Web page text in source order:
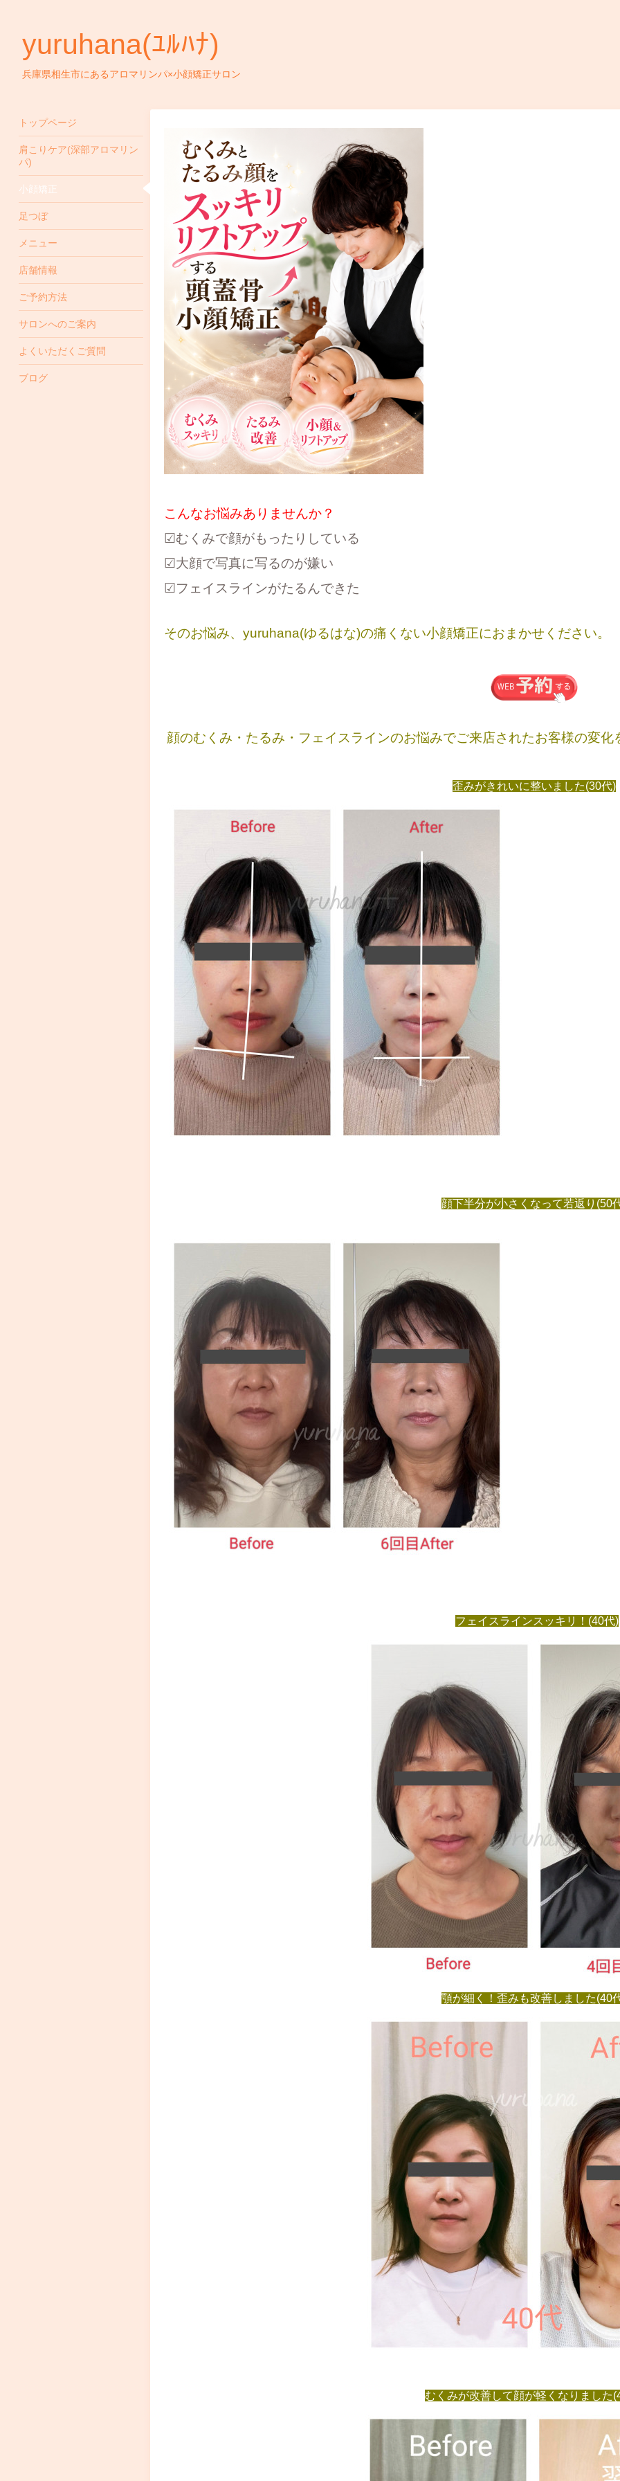
yuruhana(ﾕﾙﾊﾅ)
兵庫県相生市にあるアロマリンパ×小顔矯正サロン
こんなお悩みありませんか？
☑むくみで顔がもったりしている
☑大顔で写真に写るのが嫌い
☑フェイスラインがたるんできた
そのお悩み、yuruhana(ゆるはな)の痛くない小顔矯正におまかせください。
顔のむくみ・たるみ・フェイスラインのお悩みでご来店されたお客様の変化
歪みがきれいに整いました(30代)
顔下半分が小さくなって若返り(50
フェイスラインスッキリ！(40代)
顎が細く！歪みも改善しました(40
むくみが改善して顔が軽くなりました
トップページ
肩こりケア(深部アロマリン
パ)
小顔矯正
足つぼ
メニュー
店舗情報
ご予約方法
サロンへのご案内
よくいただくご質問
ブログ